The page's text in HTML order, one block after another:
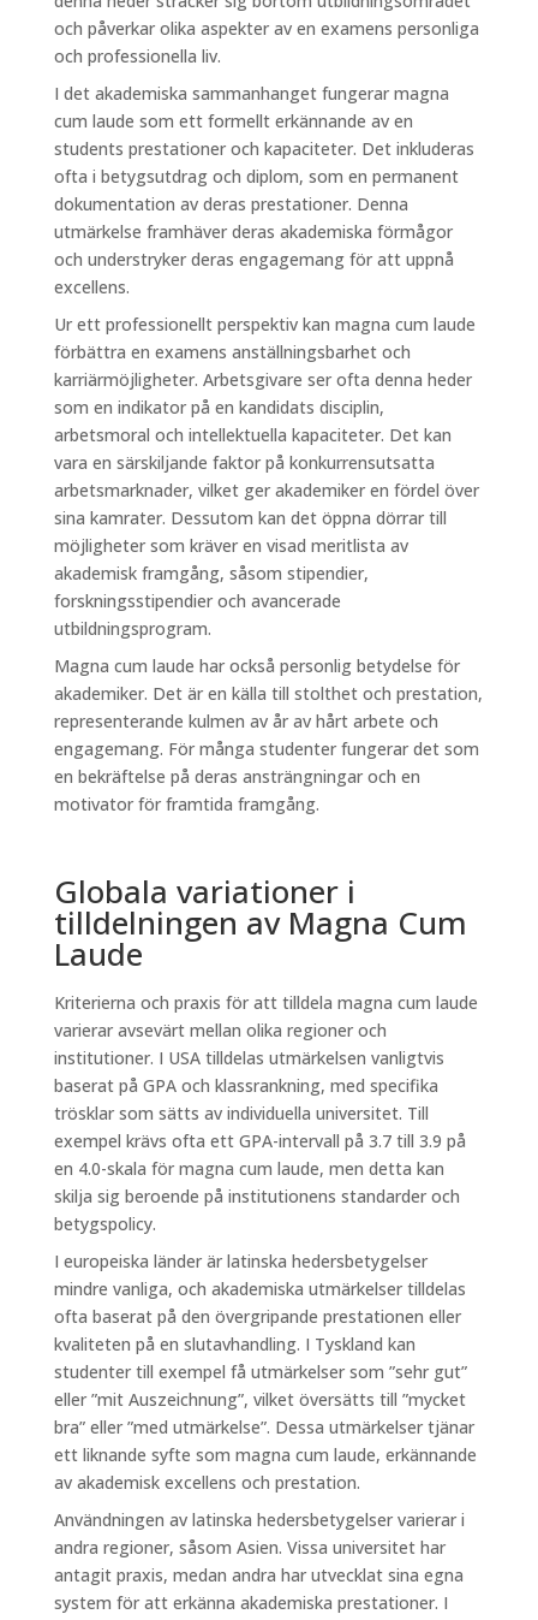
och påverkar olika aspekter av en examens personliga
och professionella liv.
I det akademiska sammanhanget fungerar magna
cum laude som ett formellt erkännande av en
students prestationer och kapaciteter. Det inkluderas
ofta i betygsutdrag och diplom, som en permanent
dokumentation av deras prestationer. Denna
utmärkelse framhäver deras akademiska förmågor
och understryker deras engagemang för att uppnå
excellens.
Ur ett professionellt perspektiv kan magna cum laude
förbättra en examens anställningsbarhet och
karriärmöjligheter. Arbetsgivare ser ofta denna heder
som en indikator på en kandidats disciplin,
arbetsmoral och intellektuella kapaciteter. Det kan
vara en särskiljande faktor på konkurrensutsatta
arbetsmarknader, vilket ger akademiker en fördel över
sina kamrater. Dessutom kan det öppna dörrar till
möjligheter som kräver en visad meritlista av
akademisk framgång, såsom stipendier,
forskningsstipendier och avancerade
utbildningsprogram.
Magna cum laude har också personlig betydelse för
akademiker. Det är en källa till stolthet och prestation,
representerande kulmen av år av hårt arbete och
engagemang. För många studenter fungerar det som
en bekräftelse på deras ansträngningar och en
motivator för framtida framgång.
Globala variationer i
tilldelningen av Magna Cum
Laude
Kriterierna och praxis för att tilldela magna cum laude
varierar avsevärt mellan olika regioner och
institutioner. I USA tilldelas utmärkelsen vanligtvis
baserat på GPA och klassrankning, med specifika
trösklar som sätts av individuella universitet. Till
exempel krävs ofta ett GPA-intervall på 3.7 till 3.9 på
en 4.0-skala för magna cum laude, men detta kan
skilja sig beroende på institutionens standarder och
betygspolicy.
I europeiska länder är latinska hedersbetygelser
mindre vanliga, och akademiska utmärkelser tilldelas
ofta baserat på den övergripande prestationen eller
kvaliteten på en slutavhandling. I Tyskland kan
studenter till exempel få utmärkelser som ”sehr gut”
eller ”mit Auszeichnung”, vilket översätts till ”mycket
bra” eller ”med utmärkelse”. Dessa utmärkelser tjänar
ett liknande syfte som magna cum laude, erkännande
av akademisk excellens och prestation.
Användningen av latinska hedersbetygelser varierar i
andra regioner, såsom Asien. Vissa universitet har
antagit praxis, medan andra har utvecklat sina egna
system för att erkänna akademiska prestationer. I